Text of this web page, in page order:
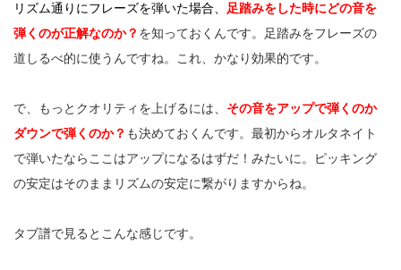
リズム通りにフレーズを弾いた場合、 足踏みをした時にどの音を
弾くのが正解なのか？ を知っておくんです。足踏みをフレーズの
道しるべ的に使うんですね。これ、かなり効果的です。
で、もっとクオリティを上げるには、 その音をアップで弾くのか
ダウンで弾くのか？ も決めておくんです。最初からオルタネイト
で弾いたならここはアップになるはずだ！みたいに。ピッキング
の安定はそのままリズムの安定に繋がりますからね。
タブ譜で見るとこんな感じです。